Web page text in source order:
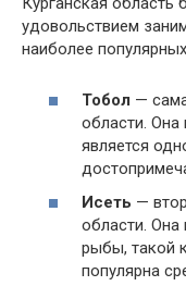
удовольствием
наиболее
Тобол —
области. Она
является
Исеть —
области.
рыбы, такой
популярна